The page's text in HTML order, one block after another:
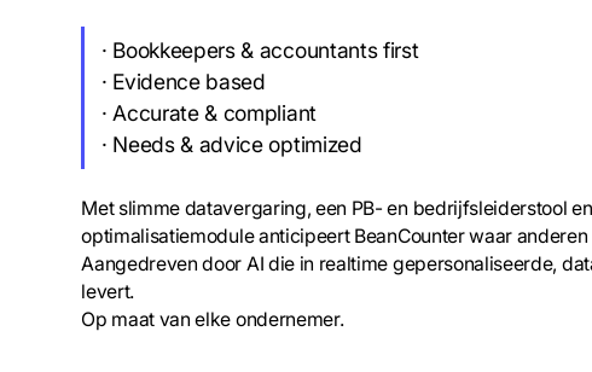
· Bookkeepers & accountants first
· Evidence based
· Accurate & compliant
· Needs & advice optimized
Met slimme datavergaring, een PB- en bedrijfsleiderstool
optimalisatiemodule anticipeert BeanCounter waar
Aangedreven door AI die in realtime gepersonaliseerde,
levert.
Op maat van elke ondernemer.